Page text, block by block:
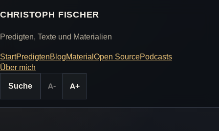
CHRISTOPH FISCHER
Predigten, Texte und Materialien
StartPredigtenBlogMaterialOpen SourcePodcasts
Über mich
Suche
A- A+